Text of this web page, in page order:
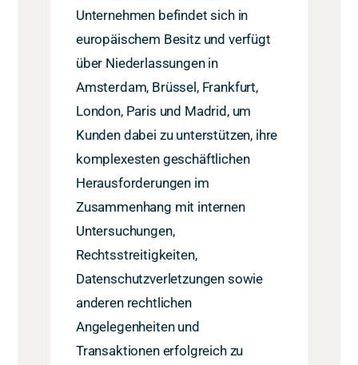
Unternehmen befindet sich in
europäischem Besitz und verfügt
über Niederlassungen in
Amsterdam, Brüssel, Frankfurt,
London, Paris und Madrid, um
Kunden dabei zu unterstützen, ihre
komplexesten geschäftlichen
Herausforderungen im
Zusammenhang mit internen
Untersuchungen,
Rechtsstreitigkeiten,
Datenschutzverletzungen sowie
anderen rechtlichen
Angelegenheiten und
Transaktionen erfolgreich zu